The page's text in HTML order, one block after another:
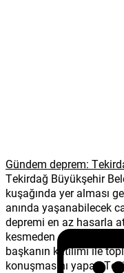
Gündem deprem:
Tekirdağ Büyükşehir
kuşağında yer alması
anında yaşanabilecek
depremi en az hasarla
kesmeden devam
başkanın katılımı ile
konuşmasını yapan